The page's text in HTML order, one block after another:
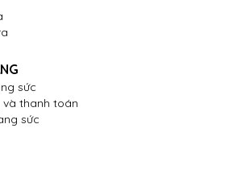
sức
và thanh toán
sức